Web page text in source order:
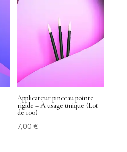
Applicateur pinceau pointe
rigide – À usage unique (Lot
de 100)
7,00€